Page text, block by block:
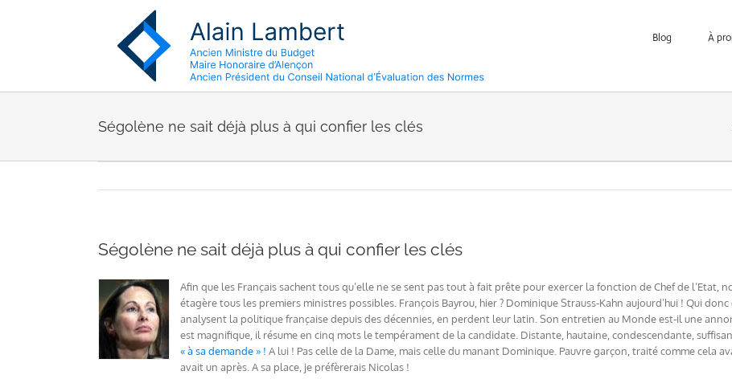
Blog À
Ségolène ne sait déjà plus à qui confier les clés
Ségolène ne sait déjà plus à qui confier les clés
Afin que les Français sachent tous qu’elle ne se sent pas tout à fait prête pour exercer la fonction de Chef de l’Etat,
étagère tous les premiers ministres possibles. François Bayrou, hier ? Dominique Strauss-Kahn aujourd’hui ! Qui
analysent la politique française depuis des décennies, en perdent leur latin. Son entretien au Monde est-il une
est magnifique, il résume en cinq mots le tempérament de la candidate. Distante, hautaine, condescendante,
« à sa demande » ! A lui ! Pas celle de la Dame, mais celle du manant Dominique. Pauvre garçon, traité comme cela
avait un après. A sa place, je préfèrerais Nicolas !